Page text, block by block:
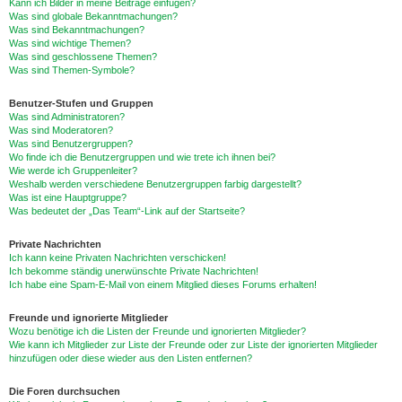
Kann ich Bilder in meine Beiträge einfügen?
Was sind globale Bekanntmachungen?
Was sind Bekanntmachungen?
Was sind wichtige Themen?
Was sind geschlossene Themen?
Was sind Themen-Symbole?
Benutzer-Stufen und Gruppen
Was sind Administratoren?
Was sind Moderatoren?
Was sind Benutzergruppen?
Wo finde ich die Benutzergruppen und wie trete ich ihnen bei?
Wie werde ich Gruppenleiter?
Weshalb werden verschiedene Benutzergruppen farbig dargestellt?
Was ist eine Hauptgruppe?
Was bedeutet der „Das Team“-Link auf der Startseite?
Private Nachrichten
Ich kann keine Privaten Nachrichten verschicken!
Ich bekomme ständig unerwünschte Private Nachrichten!
Ich habe eine Spam-E-Mail von einem Mitglied dieses Forums erhalten!
Freunde und ignorierte Mitglieder
Wozu benötige ich die Listen der Freunde und ignorierten Mitglieder?
Wie kann ich Mitglieder zur Liste der Freunde oder zur Liste der ignorierten Mitglieder
hinzufügen oder diese wieder aus den Listen entfernen?
Die Foren durchsuchen